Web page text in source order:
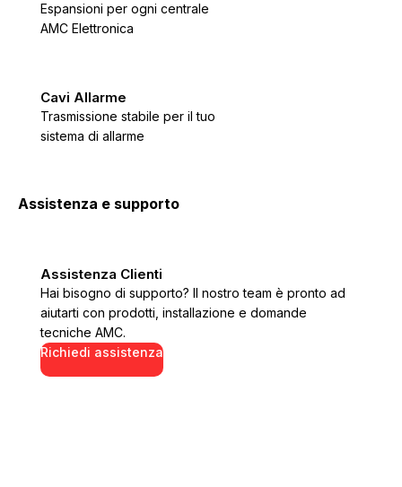
Espansioni per ogni centrale
AMC Elettronica
Cavi Allarme
Trasmissione stabile per il tuo
sistema di allarme
Assistenza e supporto
Assistenza Clienti
Hai bisogno di supporto? Il nostro team è pronto ad
aiutarti con prodotti, installazione e domande
tecniche AMC.
Richiedi assistenza